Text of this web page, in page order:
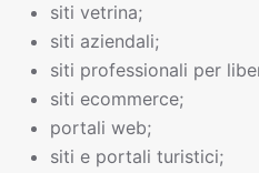
siti vetrina;
siti aziendali;
siti professionali per
siti ecommerce;
portali web;
siti e portali turistici;